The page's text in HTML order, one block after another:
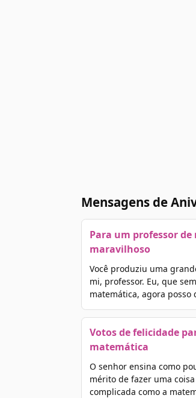
Mensagens de
Para um professor
maravilhoso
Você produziu uma
mi, professor. Eu, que
matemática, agora posso
Votos de felicidade
matemática
O senhor ensina como
mérito de fazer uma
complicada como a